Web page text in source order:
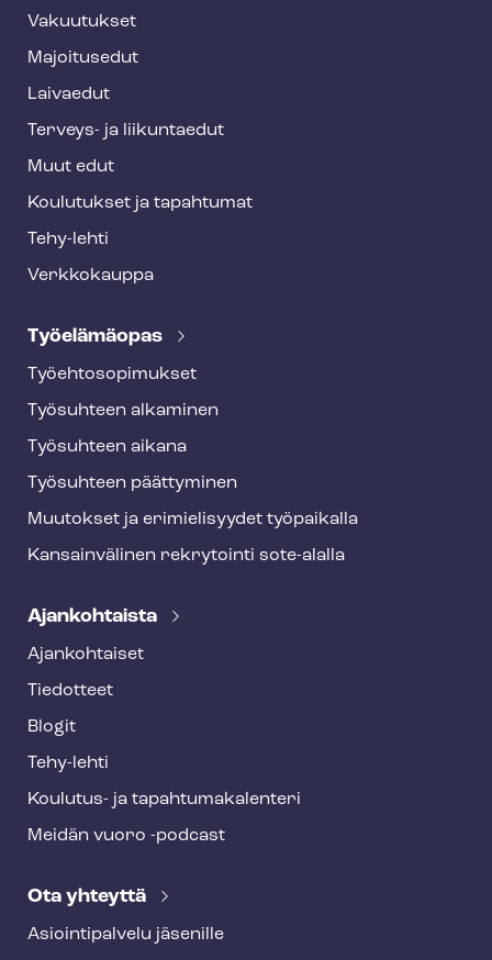
t
e
Vakuutukset
Majoitusedut
Laivaedut
Terveys- ja liikuntaedut
Muut edut
Koulutukset ja tapahtumat
Tehy-lehti
Verkkokauppa
Työelämäopas
Työ­eh­to­so­pi­muk­set
Työsuhteen alkaminen
Työsuhteen aikana
Työsuhteen päättyminen
Muutokset ja erimielisyydet työpaikalla
Kansainvälinen rekrytointi sote-alalla
Ajankohtaista
Ajankohtaiset
Tiedotteet
Blogit
Tehy-lehti
Koulutus- ja ta­pah­tu­ma­ka­len­te­ri
Meidän vuoro -podcast
Ota yhteyttä
Asioin­ti­pal­ve­lu jäsenille